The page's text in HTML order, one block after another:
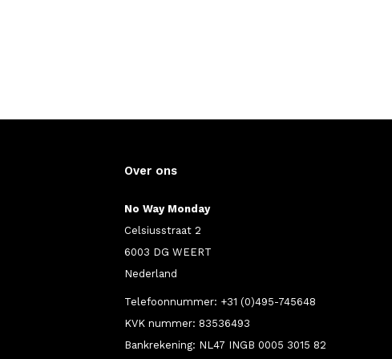
Over ons
No Way Monday
Celsiusstraat 2
6003 DG WEERT
Nederland
Telefoonnummer: +31 (0)495-745648
KVK nummer: 83536493
Bankrekening: NL47 INGB 0005 3015 82